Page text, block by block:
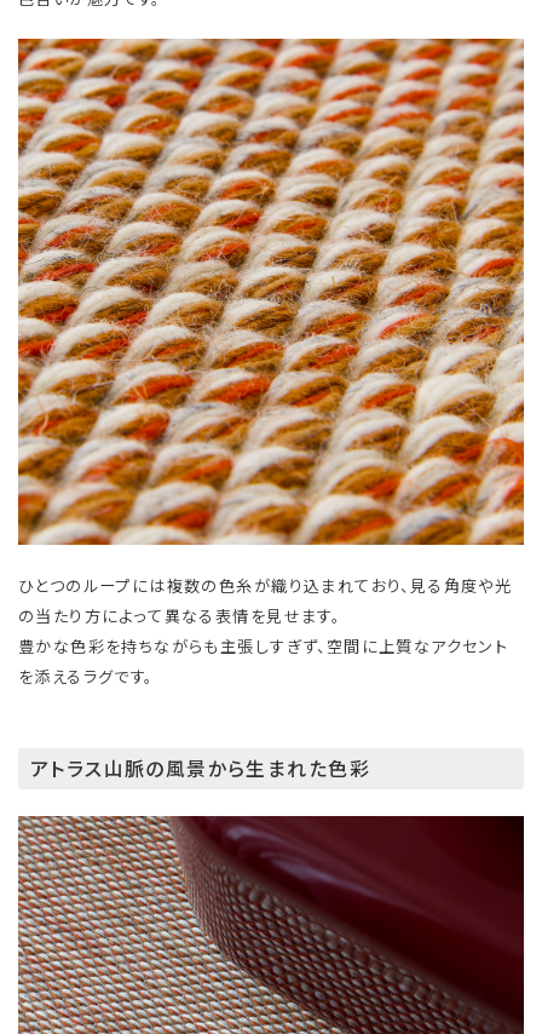
ひとつのループには複数の色糸が織り込まれており、見る角度や光
の当たり方によって異なる表情を見せます。
豊かな色彩を持ちながらも主張しすぎず、空間に上質なアクセント
を添えるラグです。
アトラス山脈の風景から生まれた色彩